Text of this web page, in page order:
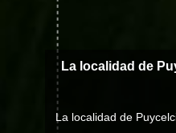
La localidad de
La localidad de